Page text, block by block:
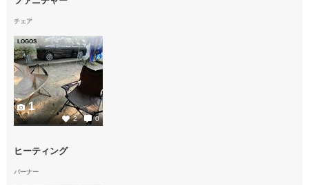
チェア
LOGOS
2 0
1
ヒーティング
バーナー